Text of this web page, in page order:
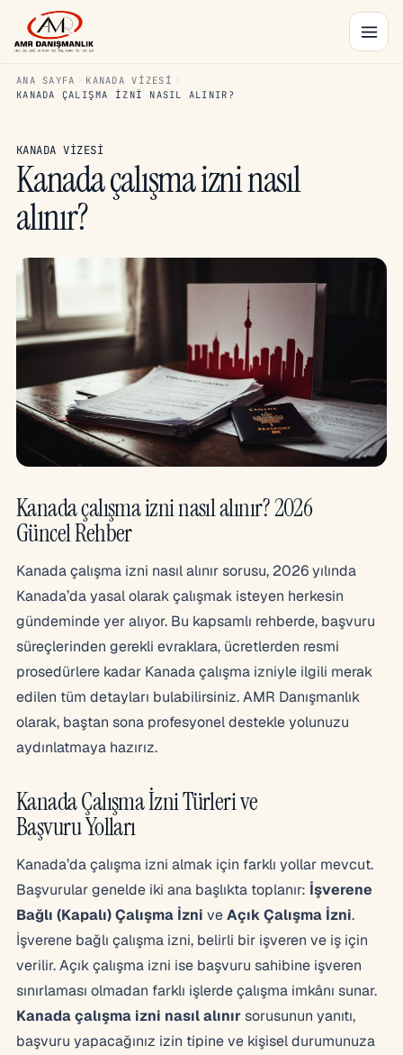
ANA SAYFA
KANADA VIZESI
KANADA ÇALIŞMA IZNI NASIL ALINIR?
KANADA VIZESI
Kanada çalışma izni nasıl
alınır?
Kanada çalışma izni nasıl alınır? 2026
Güncel Rehber
Kanada çalışma izni nasıl alınır sorusu, 2026 yılında
Kanada’da yasal olarak çalışmak isteyen herkesin
gündeminde yer alıyor. Bu kapsamlı rehberde, başvuru
süreçlerinden gerekli evraklara, ücretlerden resmi
prosedürlere kadar Kanada çalışma izniyle ilgili merak
edilen tüm detayları bulabilirsiniz. AMR Danışmanlık
olarak, baştan sona profesyonel destekle yolunuzu
aydınlatmaya hazırız.
Kanada Çalışma İzni Türleri ve
Başvuru Yolları
Kanada’da çalışma izni almak için farklı yollar mevcut.
Başvurular genelde iki ana başlıkta toplanır: İşverene
Bağlı (Kapalı) Çalışma İzni veAçık Çalışma İzni.
İşverene bağlı çalışma izni, belirli bir işveren ve iş için
verilir. Açık çalışma izni ise başvuru sahibine işveren
sınırlaması olmadan farklı işlerde çalışma imkânı sunar.
Kanada çalışma izni nasıl alınırsorusunun yanıtı,
başvuru yapacağınız izin tipine ve kişisel durumunuza